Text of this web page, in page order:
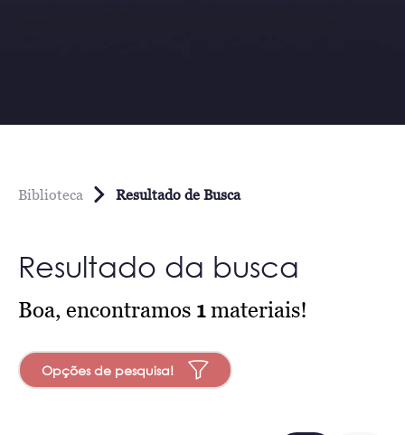
Biblioteca Resultado de Busca
Resultado da busca
Boa, encontramos 1materiais!
Opções de pesquisa!